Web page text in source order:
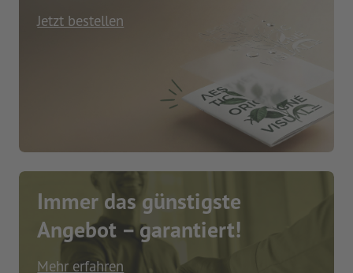
Jetzt bestellen
Immer das günstigste
Angebot – garantiert!
Mehr erfahren